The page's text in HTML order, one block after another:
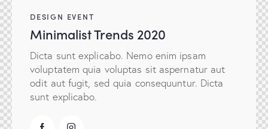
DESIGN EVENT
Minimalist Trends 2020
Dicta sunt explicabo. Nemo enim ipsam
voluptatem quia voluptas sit aspernatur aut
odit aut fugit, sed quia consequuntur. Dicta
sunt explicabo.